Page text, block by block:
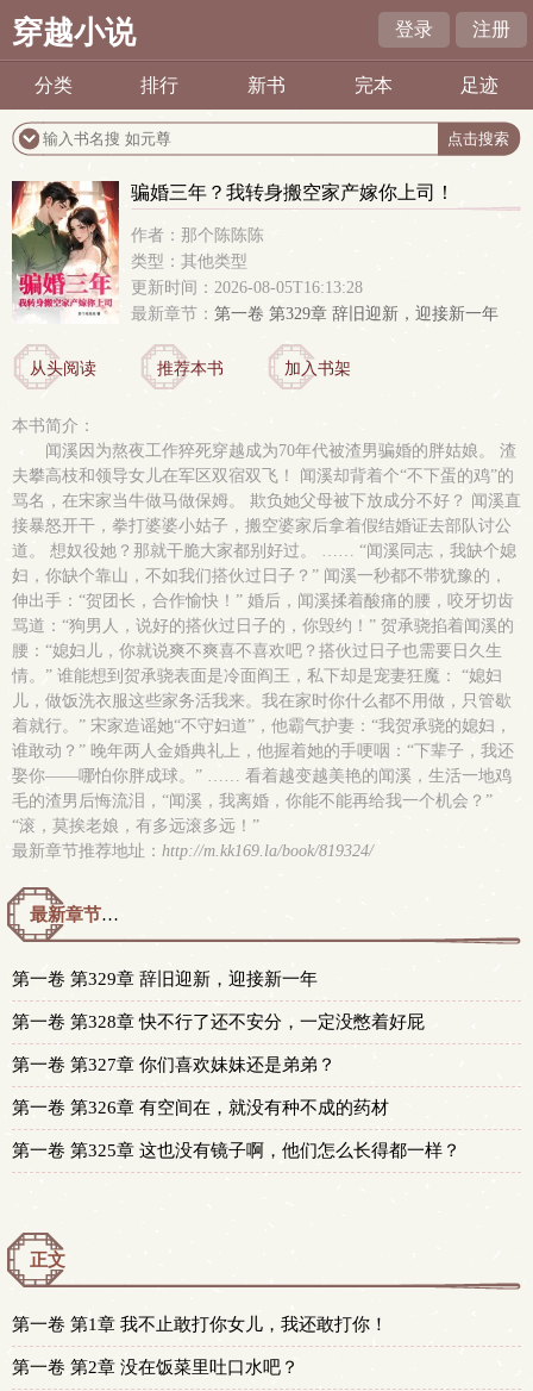
穿越小说 登录 注册
分类 排行 新书 完本 足迹
骗婚三年？我转身搬空家产嫁你上司！
作者：那个陈陈陈
类型：其他类型
更新时间：2026-08-05T16:13:28
最新章节： 第一卷 第329章 辞旧迎新，迎接新一年
从头阅读 推荐本书 加入书架
本书简介：
闻溪因为熬夜工作猝死穿越成为70年代被渣男骗婚的胖姑娘。 渣
夫攀高枝和领导女儿在军区双宿双飞！ 闻溪却背着个“不下蛋的鸡”的
骂名，在宋家当牛做马做保姆。 欺负她父母被下放成分不好？ 闻溪直
接暴怒开干，拳打婆婆小姑子，搬空婆家后拿着假结婚证去部队讨公
道。 想奴役她？那就干脆大家都别好过。 …… “闻溪同志，我缺个媳
妇，你缺个靠山，不如我们搭伙过日子？” 闻溪一秒都不带犹豫的，
伸出手：“贺团长，合作愉快！” 婚后，闻溪揉着酸痛的腰，咬牙切齿
骂道：“狗男人，说好的搭伙过日子的，你毁约！” 贺承骁掐着闻溪的
腰：“媳妇儿，你就说爽不爽喜不喜欢吧？搭伙过日子也需要日久生
情。” 谁能想到贺承骁表面是冷面阎王，私下却是宠妻狂魔： “媳妇
儿，做饭洗衣服这些家务活我来。我在家时你什么都不用做，只管歇
着就行。” 宋家造谣她“不守妇道”，他霸气护妻：“我贺承骁的媳妇，
谁敢动？” 晚年两人金婚典礼上，他握着她的手哽咽：“下辈子，我还
娶你——哪怕你胖成球。” …… 看着越变越美艳的闻溪，生活一地鸡
毛的渣男后悔流泪，“闻溪，我离婚，你能不能再给我一个机会？”
“滚，莫挨老娘，有多远滚多远！”
最新章节推荐地址： http://m.kk169.la/book/819324/
最新章节预览 更新时间：2026-08-05T16:13:28
第一卷 第329章 辞旧迎新，迎接新一年
第一卷 第328章 快不行了还不安分，一定没憋着好屁
第一卷 第327章 你们喜欢妹妹还是弟弟？
第一卷 第326章 有空间在，就没有种不成的药材
第一卷 第325章 这也没有镜子啊，他们怎么长得都一样？
正文
第一卷 第1章 我不止敢打你女儿，我还敢打你！
第一卷 第2章 没在饭菜里吐口水吧？